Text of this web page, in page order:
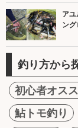
ア
ング
釣り方から
初心者オスス
鮎トモ釣り